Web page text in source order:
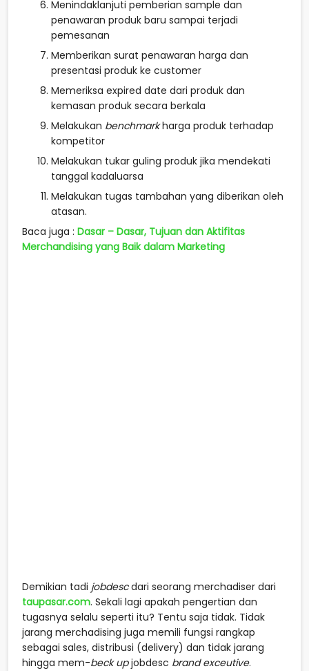
Menindaklanjuti pemberian sample dan
penawaran produk baru sampai terjadi
pemesanan
Memberikan surat penawaran harga dan
presentasi produk ke customer
Memeriksa expired date dari produk dan
kemasan produk secara berkala
Melakukan benchmarkharga produk terhadap
kompetitor
Melakukan tukar guling produk jika mendekati
tanggal kadaluarsa
Melakukan tugas tambahan yang diberikan oleh
atasan.
Baca juga : Dasar – Dasar, Tujuan dan Aktifitas
Merchandising yang Baik dalam Marketing
Demikian tadi jobdescdari seorang merchadiser dari
taupasar.com. Sekali lagi apakah pengertian dan
tugasnya selalu seperti itu? Tentu saja tidak. Tidak
jarang merchadising juga memili fungsi rangkap
sebagai sales, distribusi (delivery) dan tidak jarang
hingga mem-beck upjobdesc brand exceutive.